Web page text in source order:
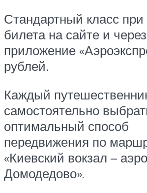
Стандартный класс при
билета на сайте и
приложение
рублей.
Каждый
самостоятельно
оптимальный способ
передвижения по
«Киевский вокзал –
Домодедово».